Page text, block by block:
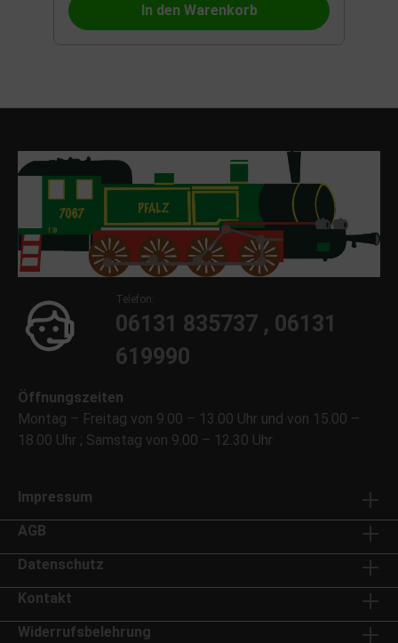
In den Warenkorb
Telefon:
06131 835737 , 06131
619990
Öffnungszeiten
Montag – Freitag von 9.00 – 13.00 Uhr und von 15.00 –
18.00 Uhr ; Samstag von 9.00 – 12.30 Uhr
Impressum
AGB
Datenschutz
Kontakt
Widerrufsbelehrung